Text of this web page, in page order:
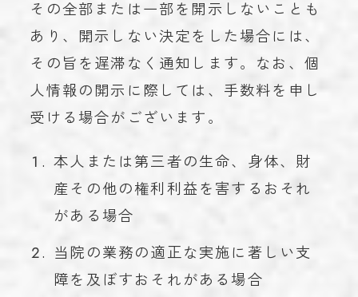
その全部または一部を開示しないことも
あり、開示しない決定をした場合には、
その旨を遅滞なく通知します。なお、個
人情報の開示に際しては、手数料を申し
受ける場合がございます。
本人または第三者の生命、身体、財
産その他の権利利益を害するおそれ
がある場合
当院の業務の適正な実施に著しい支
障を及ぼすおそれがある場合